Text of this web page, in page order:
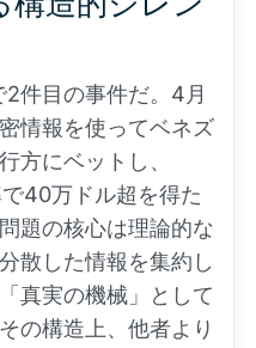
件目の事件だ。4月
情報を使ってベネズ
方にベットし、
40万ドル超を得た
題の核心は理論的な
散した情報を集約し
真実の機械」として
の構造上、他者より